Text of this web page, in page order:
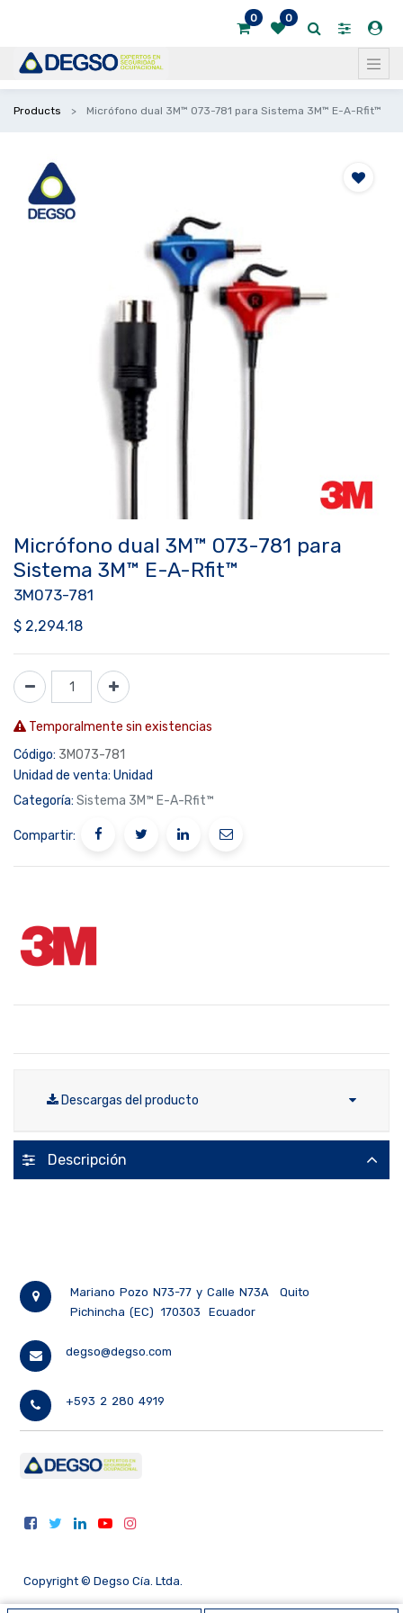
0 0
Products Micrófono dual 3M™ 073-781 para Sistema 3M™ E-A-Rfit™
Micrófono dual 3M™ 073-781 para
Sistema 3M™ E-A-Rfit™
3M073-781
$ 2,294.18
Temporalmente sin existencias
Código: 3M073-781
Unidad de venta: Unidad
Categoría: Sistema 3M™ E-A-Rfit™
Compartir:
Descargas del producto
Descripción
Mariano Pozo N73-77 y Calle N73A
Quito
Pichincha (EC)
170303 Ecuador
degso@degso.com
+593 2 280 4919
Copyright © Degso Cía. Ltda.